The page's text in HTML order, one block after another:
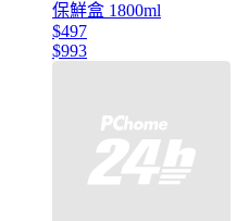
保鮮盒 1800ml
$497
$993